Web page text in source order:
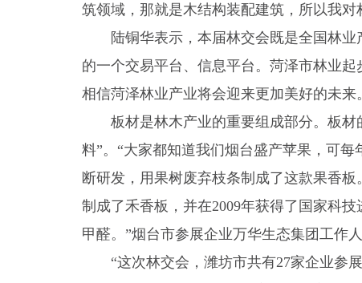
筑领域，那就是木结构装配建筑，所以我对
陆铜华表示，本届林交会既是全国林
的一个交易平台、信息平台。菏泽市林业
相信菏泽林业产业将会迎来更加美好的未来。
板材是林木产业的重要组成部分。板
料”。“大家都知道我们烟台盛产苹果，可
断研发，用果树废弃枝条制成了这款果香
制成了禾香板，并在2009年获得了国家科
甲醛。”烟台市参展企业万华生态集团工作
“这次林交会，潍坊市共有27家企业参